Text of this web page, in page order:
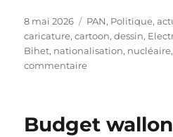
Publié
le
8 mai 2026 Catégories
PAN, Politique,
caricature,cartoon,dessin,
Bihet, nationalisation, nucléaire
commentairesur
Budget wallon